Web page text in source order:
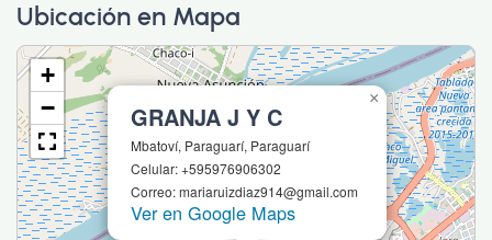
Ubicación en Mapa
GRANJA J Y C
Mbatoví, Paraguarí, Paraguarí
Celular: +595976906302
Correo: mariaruizdiaz914@gmail.com
Ver en Google Maps
×
+
−